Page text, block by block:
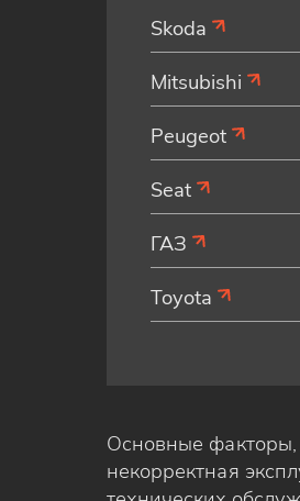
Skoda
Mitsubishi
Peugeot
Seat
ГАЗ
Toyota
Основные
некорректная